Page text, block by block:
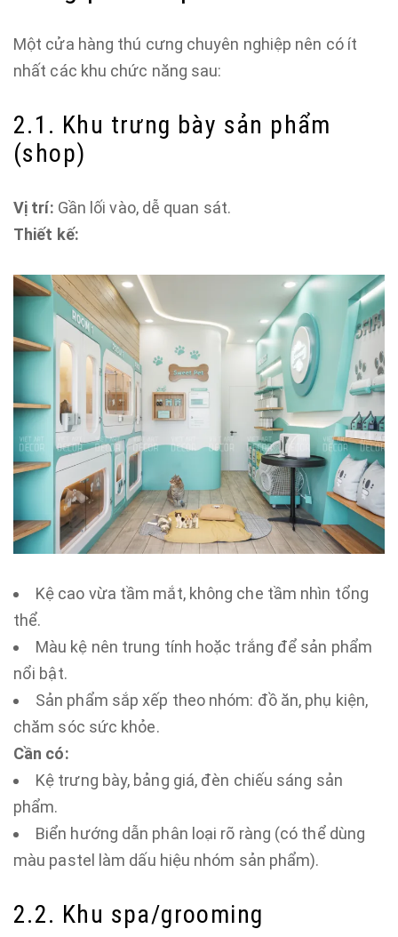
Một cửa hàng thú cưng chuyên nghiệp nên có ít
nhất các khu chức năng sau:
2.1. Khu trưng bày sản phẩm
(shop)
Vị trí: Gần lối vào, dễ quan sát.
Thiết kế:
Kệ cao vừa tầm mắt, không che tầm nhìn tổng
thể.
Màu kệ nên trung tính hoặc trắng để sản phẩm
nổi bật.
Sản phẩm sắp xếp theo nhóm: đồ ăn, phụ kiện,
chăm sóc sức khỏe.
Cần có:
Kệ trưng bày, bảng giá, đèn chiếu sáng sản
phẩm.
Biển hướng dẫn phân loại rõ ràng (có thể dùng
màu pastel làm dấu hiệu nhóm sản phẩm).
2.2. Khu spa/grooming